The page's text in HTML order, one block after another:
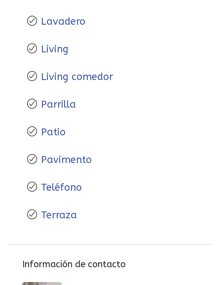
Lavadero
Living
Living comedor
Parrilla
Patio
Pavimento
Teléfono
Terraza
Información de contacto